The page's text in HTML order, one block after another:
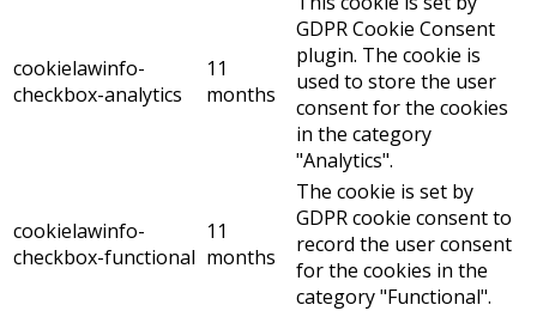
cookielawinfo-
checkbox-analytics
11
months
GDPR Cookie Consent
plugin. The cookie is
used to store the user
consent for the cookies
in the category
"Analytics".
cookielawinfo-
checkbox-functional
11
months
The cookie is set by
GDPR cookie consent to
record the user consent
for the cookies in the
category "Functional".